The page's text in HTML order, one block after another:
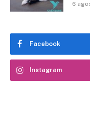
6
Facebook
Instagram